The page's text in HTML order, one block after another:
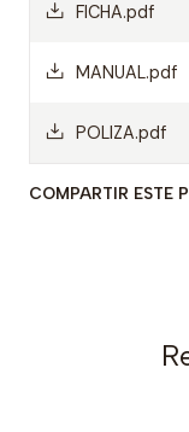
FICHA.pdf
MANUAL.pdf
POLIZA.pdf
COMPARTIR ESTE